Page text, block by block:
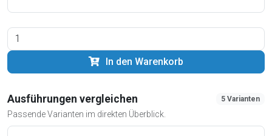
In den Warenkorb
Ausführungen vergleichen
Passende Varianten im direkten Überblick.
5 Varianten